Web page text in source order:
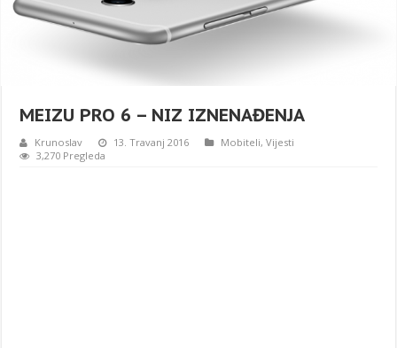
MEIZU PRO 6 – NIZ IZNENAĐENJA
Krunoslav 13. Travanj 2016 Mobiteli,Vijesti
3,270 Pregleda